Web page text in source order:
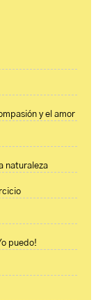
y el amor
naturaleza
puedo!